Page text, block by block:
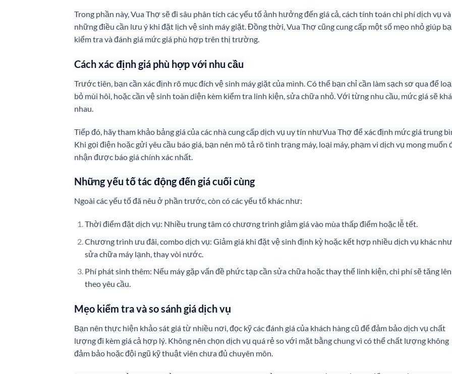
Trong phần này, Vua Thợ sẽ đi sâu phân tích các yếu tố ảnh hưởng đến giá cả, cách tính toán chi phí dịch vụ và
những điều cần lưu ý khi đặt lịch vệ sinh máy giặt. Đồng thời, Vua Thợ cũng cung cấp một số mẹo nhỏ giúp
kiểm tra và đánh giá mức giá phù hợp trên thị trường.
Cách xác định giá phù hợp với nhu cầu
Trước tiên, bạn cần xác định rõ mục đích vệ sinh máy giặt của mình. Có thể bạn chỉ cần làm sạch sơ qua để
bỏ mùi hôi, hoặc cần vệ sinh toàn diện kèm kiểm tra linh kiện, sửa chữa nhỏ. Với từng nhu cầu, mức giá sẽ
nhau.
Tiếp đó, hãy tham khảo bảng giá của các nhà cung cấp dịch vụ uy tín nhưVua Thợ để xác định mức giá trung
Khi gọi điện hoặc gửi yêu cầu báo giá, bạn nên mô tả rõ tình trạng máy, loại máy, phạm vi dịch vụ mong muốn
nhận được báo giá chính xác nhất.
Những yếu tố tác động đến giá cuối cùng
Ngoài các yếu tố đã nêu ở phần trước, còn có các yếu tố khác như:
Thời điểm đặt dịch vụ: Nhiều trung tâm có chương trình giảm giá vào mùa thấp điểm hoặc lễ tết.
Chương trình ưu đãi, combo dịch vụ: Giảm giá khi đặt vệ sinh định kỳ hoặc kết hợp nhiều dịch vụ khác như
sửa chữa máy lạnh, thay vòi nước.
Phí phát sinh thêm: Nếu máy gặp vấn đề phức tạp cần sửa chữa hoặc thay thế linh kiện, chi phí sẽ tăng lên
theo yêu cầu.
Mẹo kiểm tra và so sánh giá dịch vụ
Bạn nên thực hiện khảo sát giá từ nhiều nơi, đọc kỹ các đánh giá của khách hàng cũ để đảm bảo dịch vụ chất
lượng đi kèm giá cả hợp lý. Không nên chọn dịch vụ quá rẻ so với mặt bằng chung vì có thể chất lượng không
đảm bảo hoặc đội ngũ kỹ thuật viên chưa đủ chuyên môn.